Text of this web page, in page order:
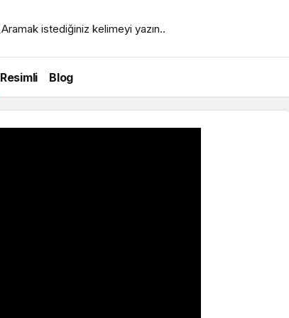
Aramak istediğiniz kelimeyi yazın..
Resimli Blog